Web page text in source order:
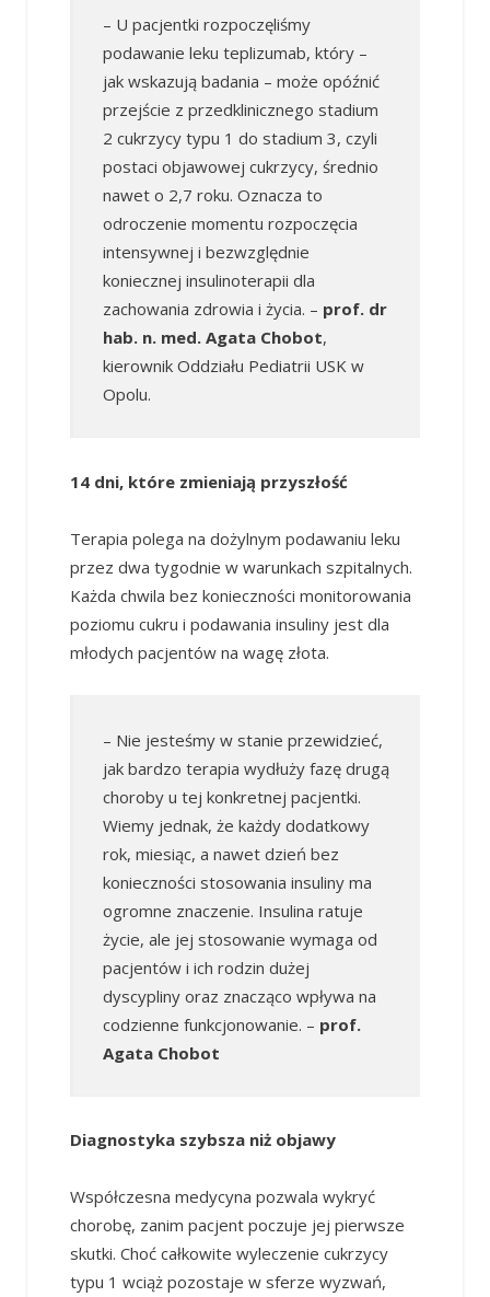
– U pacjentki rozpoczęliśmy
podawanie leku teplizumab, który –
jak wskazują badania – może opóźnić
przejście z przedklinicznego stadium
2 cukrzycy typu 1 do stadium 3, czyli
postaci objawowej cukrzycy, średnio
nawet o 2,7 roku. Oznacza to
odroczenie momentu rozpoczęcia
intensywnej i bezwzględnie
koniecznej insulinoterapii dla
zachowania zdrowia i życia. – prof. dr
hab. n. med. Agata Chobot,
kierownik Oddziału Pediatrii USK w
Opolu.
14 dni, które zmieniają przyszłość
Terapia polega na dożylnym podawaniu leku
przez dwa tygodnie w warunkach szpitalnych.
Każda chwila bez konieczności monitorowania
poziomu cukru i podawania insuliny jest dla
młodych pacjentów na wagę złota.
– Nie jesteśmy w stanie przewidzieć,
jak bardzo terapia wydłuży fazę drugą
choroby u tej konkretnej pacjentki.
Wiemy jednak, że każdy dodatkowy
rok, miesiąc, a nawet dzień bez
konieczności stosowania insuliny ma
ogromne znaczenie. Insulina ratuje
życie, ale jej stosowanie wymaga od
pacjentów i ich rodzin dużej
dyscypliny oraz znacząco wpływa na
codzienne funkcjonowanie. – prof.
Agata Chobot
Diagnostyka szybsza niż objawy
Współczesna medycyna pozwala wykryć
chorobę, zanim pacjent poczuje jej pierwsze
skutki. Choć całkowite wyleczenie cukrzycy
typu 1 wciąż pozostaje w sferze wyzwań,